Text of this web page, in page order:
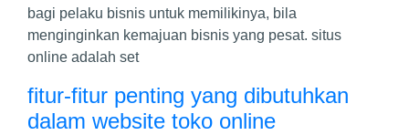
bagi pelaku bisnis untuk memilikinya, bila
menginginkan kemajuan bisnis yang pesat. situs
online adalah set
fitur-fitur penting yang dibutuhkan
dalam website toko online